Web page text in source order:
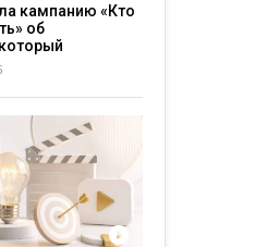
кампанию «Кто
об
увидеть